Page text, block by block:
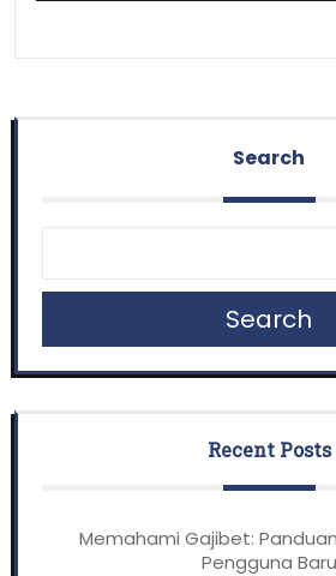
Search
Search
Recent Posts
Memahami Gajibet:
Pengguna Baru